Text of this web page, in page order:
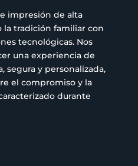
impresión de alta
la tradición familiar con
tecnológicas. Nos
una experiencia de
segura y personalizada,
el compromiso y la
durante